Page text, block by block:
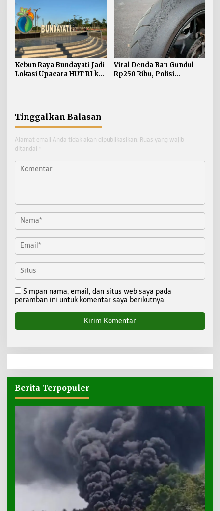
Kebun Raya Bundayati Jadi
Lokasi Upacara HUT RI ke-
Viral Denda Ban Gundul
Rp250 Ribu, Polisi
Tinggalkan Balasan
Alamat email Anda tidak akan dipublikasikan. Ruas yang wajib
ditandai *
Simpan nama, email, dan situs web saya pada
peramban ini untuk komentar saya berikutnya.
Berita Terpopuler